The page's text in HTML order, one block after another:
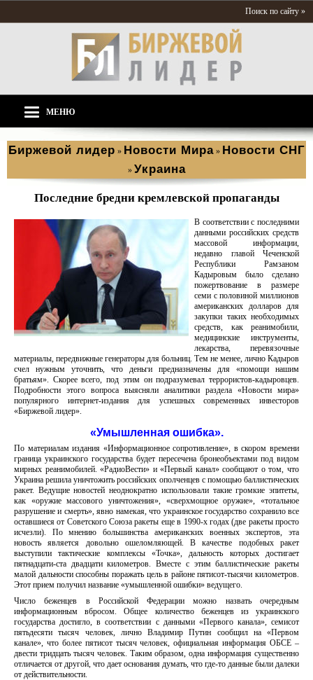
Поиск по сайту »
МЕНЮ
Биржевой лидер » Новости Мира » Новости СНГ
» Украина
Последние бредни кремлевской пропаганды
В соответствии с последними
данными российских средств
массовой информации,
недавно главой Чеченской
Республики Рамзаном
Кадыровым было сделано
пожертвование в размере
семи с половиной миллионов
американских долларов для
закупки таких необходимых
средств, как реанимобили,
медицинские инструменты,
лекарства, перевязочные
материалы, передвижные генераторы для больниц. Тем не менее, лично Кадыров
счел нужным уточнить, что деньги предназначены для «помощи нашим
братьям». Скорее всего, под этим он подразумевал террористов-кадыровцев.
Подробности этого вопроса выясняли аналитики раздела «Новости мира»
популярного интернет-издания для успешных современных инвесторов
«Биржевой лидер».
«Умышленная ошибка».
По материалам издания «Информационное сопротивление», в скором времени
граница украинского государства будет пересечена бронеобъектами под видом
мирных реанимобилей. «РадиоВести» и «Первый канал» сообщают о том, что
Украина решила уничтожить российских ополченцев с помощью баллистических
ракет. Ведущие новостей неоднократно использовали такие громкие эпитеты,
как «оружие массового уничтожения», «сверхмощное оружие», «тотальное
разрушение и смерть», явно намекая, что украинское государство сохранило все
оставшиеся от Советского Союза ракеты еще в 1990-х годах (две ракеты просто
исчезли). По мнению большинства американских военных экспертов, эта
новость является довольно ошеломляющей. В качестве подобных ракет
выступили тактические комплексы «Точка», дальность которых достигает
пятнадцати-ста двадцати километров. Вместе с этим баллистические ракеты
малой дальности способны поражать цель в районе пятисот-тысячи километров.
Этот прием получил название «умышленной ошибки» ведущего.
Число беженцев в Российской Федерации можно назвать очередным
информационным вбросом. Общее количество беженцев из украинского
государства достигло, в соответствии с данными «Первого канала», семисот
пятьдесяти тысяч человек, лично Владимир Путин сообщил на «Первом
канале», что более пятисот тысяч человек, официальная информация ОБСЕ –
двести тридцать тысяч человек. Таким образом, одна информация существенно
отличается от другой, что дает основания думать, что где-то данные были далеки
от действительности.